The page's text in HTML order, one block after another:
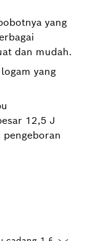
yang
dan mudah.
yang
12,5 J